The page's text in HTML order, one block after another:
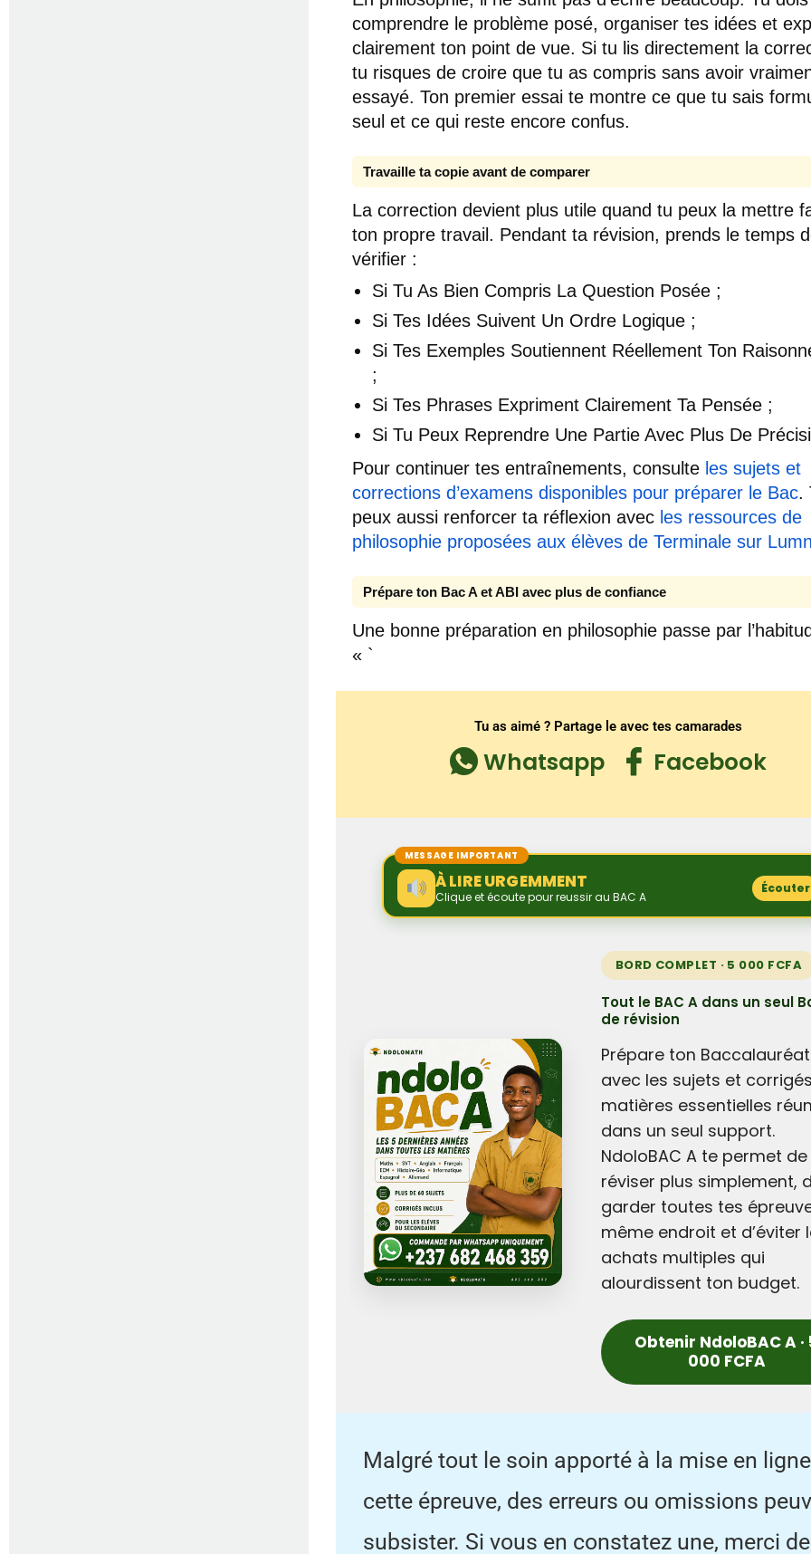
comprendre le problème posé, organiser tes idées et
clairement ton point de vue. Si tu lis directement la
tu risques de croire que tu as compris sans avoir
essayé. Ton premier essai te montre ce que tu sais
seul et ce qui reste encore confus.
Travaille ta copie avant de comparer
La correction devient plus utile quand tu peux la mettre
ton propre travail. Pendant ta révision, prends le temps
vérifier :
Si Tu As Bien Compris La Question Posée ;
Si Tes Idées Suivent Un Ordre Logique ;
Si Tes Exemples Soutiennent Réellement Ton
;
Si Tes Phrases Expriment Clairement Ta Pensée ;
Si Tu Peux Reprendre Une Partie Avec Plus De
Pour continuer tes entraînements, consulte les sujets et
corrections d’examens disponibles pour préparer le Bac.
peux aussi renforcer ta réflexion avec les ressources de
philosophie proposées aux élèves de Terminale sur
Prépare ton Bac A et ABI avec plus de confiance
Une bonne préparation en philosophie passe par
« `
Tu as aimé ? Partage le avec tes camarades
Whatsapp Facebook
MESSAGE IMPORTANT
À LIRE URGEMMENT
Clique et écoute pour reussir au BAC A
Écouter
BORD COMPLET · 5 000 FCFA
Tout le BAC A dans un seul
de révision
Prépare ton
avec les sujets et
matières essentielles
dans un seul support.
NdoloBAC A te permet de
réviser plus simplement,
garder toutes tes
même endroit et d’éviter
achats multiples qui
alourdissent ton budget.
Obtenir NdoloBAC A ·
000 FCFA
Malgré tout le soin apporté à la mise en
cette épreuve, des erreurs ou omissions
subsister. Si vous en constatez une, merci de